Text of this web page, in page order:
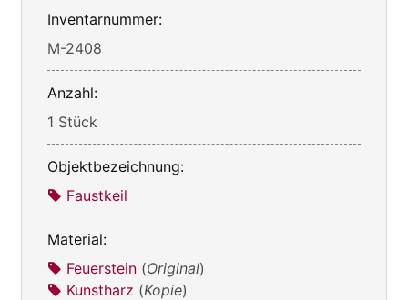
Inventarnummer:
M-2408
Anzahl:
1 Stück
Objektbezeichnung:
Faustkeil
Material:
Feuerstein (Original)
Kunstharz (Kopie)